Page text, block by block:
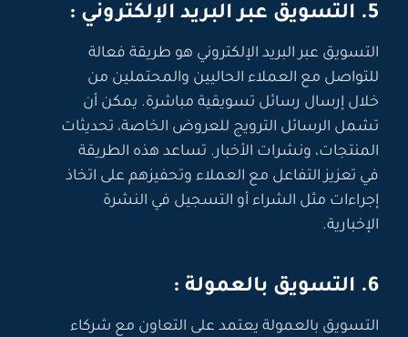
5. التسويق عبر البريد الإلكتروني :
التسويق عبر البريد الإلكتروني هو طريقة فعالة
للتواصل مع العملاء الحاليين والمحتملين من
خلال إرسال رسائل تسويقية مباشرة. يمكن أن
تشمل الرسائل الترويج للعروض الخاصة، تحديثات
المنتجات، ونشرات الأخبار. تساعد هذه الطريقة
في تعزيز التفاعل مع العملاء وتحفيزهم على اتخاذ
إجراءات مثل الشراء أو التسجيل في النشرة
الإخبارية.
6. التسويق بالعمولة :
التسويق بالعمولة يعتمد على التعاون مع شركاء